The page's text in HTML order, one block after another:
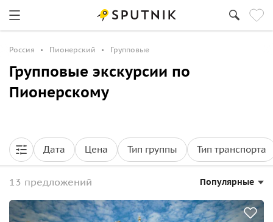
Россия Пионерский Групповые
Групповые экскурсии по
Пионерскому
Дата Цена Тип группы Тип транспорта
13 предложений Популярные